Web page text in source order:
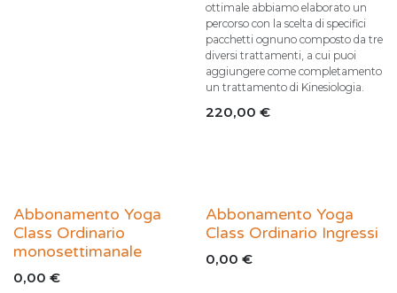
ottimale abbiamo elaborato un
percorso con la scelta di specifici
pacchetti ognuno composto da tre
diversi trattamenti, a cui puoi
aggiungere come completamento
un trattamento di Kinesiologia.
220,00 €
Abbonamento Yoga
Class Ordinario
monosettimanale
0,00 €
Abbonamento Yoga
Class Ordinario Ingressi
0,00 €